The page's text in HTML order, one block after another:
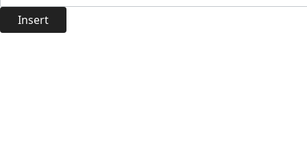
Insert